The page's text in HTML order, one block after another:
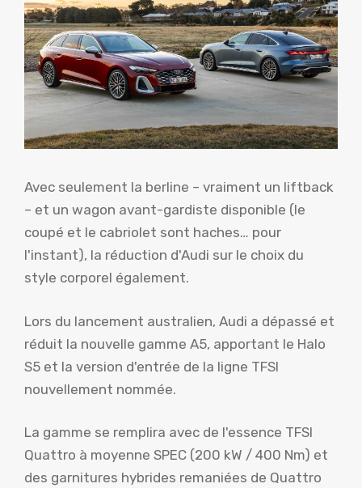
Avec seulement la berline – vraiment un liftback
– et un wagon avant-gardiste disponible (le
coupé et le cabriolet sont haches… pour
l'instant), la réduction d'Audi sur le choix du
style corporel également.
Lors du lancement australien, Audi a dépassé et
réduit la nouvelle gamme A5, apportant le Halo
S5 et la version d'entrée de la ligne TFSI
nouvellement nommée.
La gamme se remplira avec de l'essence TFSI
Quattro à moyenne SPEC (200 kW / 400 Nm) et
des garnitures hybrides remaniées de Quattro